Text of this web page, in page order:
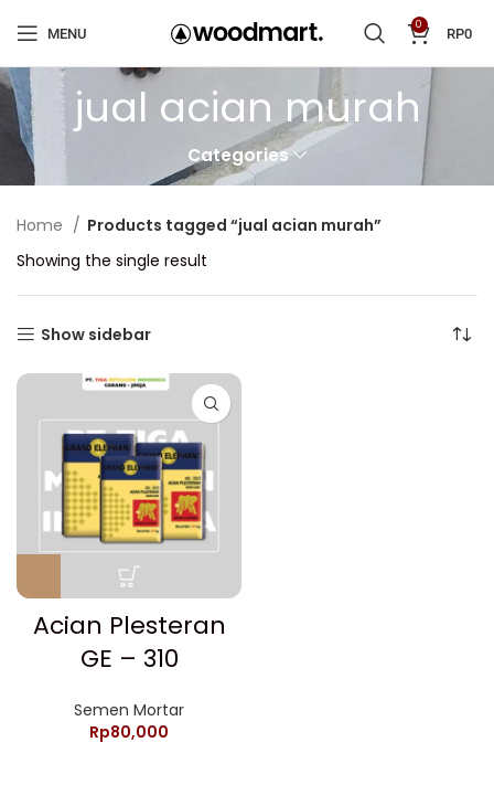
MENU
0
RP0
jual acian murah
Categories
Home
Products tagged “jual acian murah”
Showing the single result
Show sidebar
Acian Plesteran
GE – 310
Semen Mortar
Rp80,000